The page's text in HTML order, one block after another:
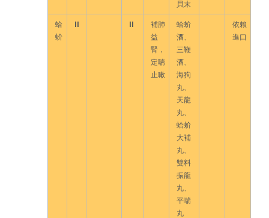
貝末
蛤
蚧
II II
補肺
益
腎，
定喘
止嗽
蛤蚧
酒、
三鞭
酒、
海狗
丸、
天龍
丸、
蛤蚧
大補
丸、
雙料
振龍
丸、
平喘
丸
依賴
進口